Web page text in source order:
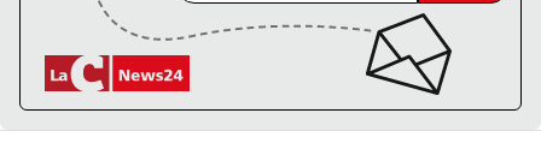
Cosenza
Lamezia Terme